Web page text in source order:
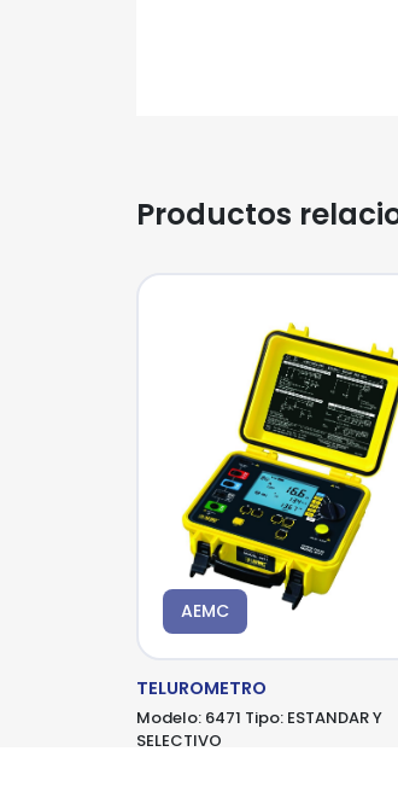
Productos
AEMC
TELUROMETRO
Modelo: 6471 Tipo: ESTANDAR Y
SELECTIVO